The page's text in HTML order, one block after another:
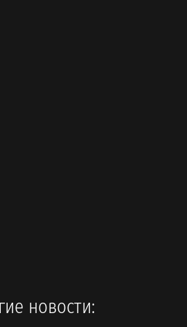
новости: